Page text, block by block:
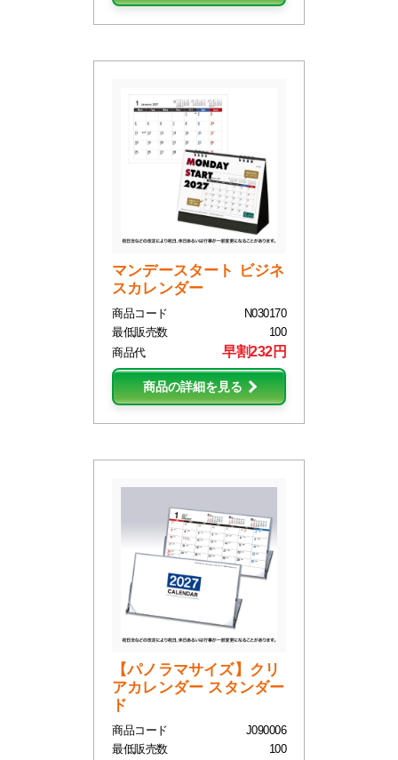
マンデースタート ビジネ
スカレンダー
商品コード
N030170
最低販売数
100
商品代
早割232円
商品の詳細を見る
【パノラマサイズ】クリ
アカレンダー スタンダー
ド
商品コード
J090006
最低販売数
100